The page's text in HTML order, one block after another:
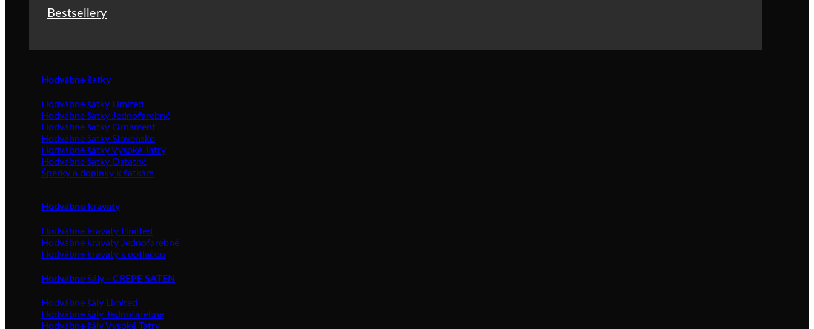
Bestsellery
Hodvábne šatky
Hodvábne šatky Limited
Hodvábne šatky Jednofarebné
Hodvábne šatky Ornament
Hodvábne šatky Slovensko
Hodvábne šatky Vysoké Tatry
Hodvábne šatky Ostatné
Šperky a doplnky k šatkám
Hodvábne kravaty
Hodvábne kravaty Limited
Hodvábne kravaty Jednofarebné
Hodvábne kravaty s potlačou
Hodvábne šály - CREPE SATEN
Hodvábne šály Limited
Hodvábne šály Jednofarebné
Hodvábne šály Vysoké Tatry